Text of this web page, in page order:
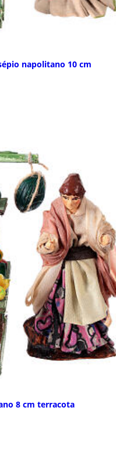
napolitano 10 cm
8 cm terracota